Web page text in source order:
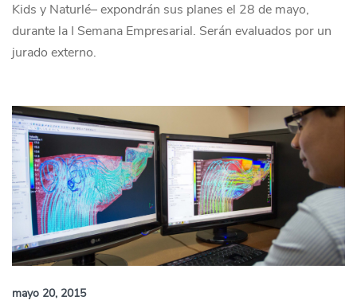
Kids y Naturlé– expondrán sus planes el 28 de mayo,
durante la I Semana Empresarial. Serán evaluados por un
jurado externo.
mayo 20, 2015